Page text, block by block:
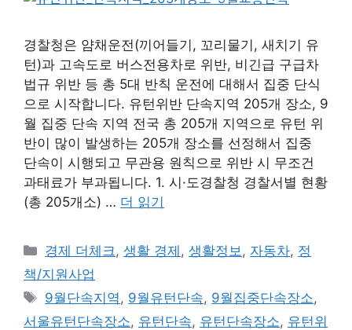
경찰청은 얌채운전(끼어들기, 꼬리물기, 새치기 유
턴)과 고속도로 버스전용차로 위반, 비긴급 구급차
법규 위반 등 총 5대 반칙 운전에 대해서 집중 단식
으로 시작합니다. 유턴위반 단속지역 205개 장소, 9
월 집중 단속 지역 전국 총 205개 지역으로 유턴 위
반이 많이 발생하는 205개 장소를 선정해서 집중
단속이 시행되고 무관용 원칙으로 위반 시 무조건
과태료가 부과됩니다. 1. 시·도경찰청 경찰서별 현황
(총 205개소) … 더 읽기
카
테
고
리
경제 더체크 ,생활 경제 ,생활정보 , 자동차, 정
책/지원사업
태
그
9월단속지역 , 9월유턴단속, 9월집중단속장소,
서울유턴단속장소, 유턴단속, 유턴단속장소, 유턴위